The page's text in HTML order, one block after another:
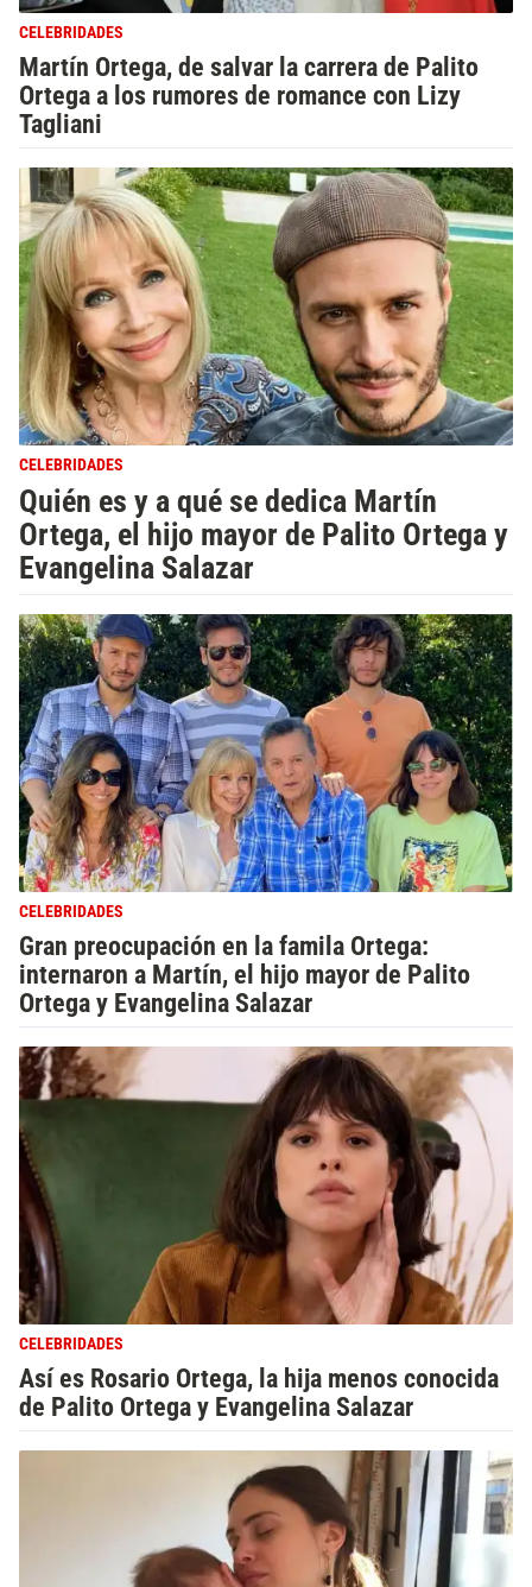
CELEBRIDADES
Martín Ortega, de salvar la carrera de Palito
Ortega a los rumores de romance con Lizy
Tagliani
CELEBRIDADES
Quién es y a qué se dedica Martín
Ortega, el hijo mayor de Palito Ortega y
Evangelina Salazar
CELEBRIDADES
Gran preocupación en la famila Ortega:
internaron a Martín, el hijo mayor de Palito
Ortega y Evangelina Salazar
CELEBRIDADES
Así es Rosario Ortega, la hija menos conocida
de Palito Ortega y Evangelina Salazar